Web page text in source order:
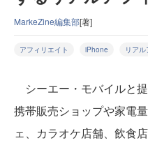
MarkeZine編集部[著]
アフィリエイト iPhone リア
シーエー・モバイルと
携帯販売ショップや家電
ェ、カラオケ店舗、飲食